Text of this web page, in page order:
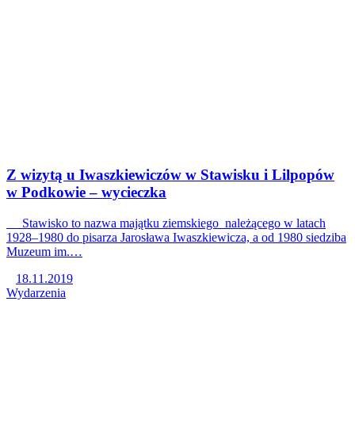
Z wizytą u Iwaszkiewiczów w Stawisku i Lilpopów
w Podkowie – wycieczka
Stawisko to nazwa majątku ziemskiego należącego w latach
1928–1980 do pisarza Jarosława Iwaszkiewicza, a od 1980 siedziba
Muzeum im.…
18.11.2019
Wydarzenia